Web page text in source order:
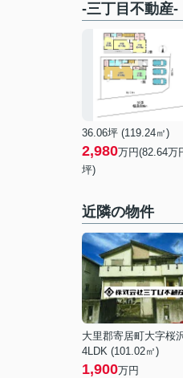
‐三丁目不動
36.06坪 (119.24㎡)
2,980万円(82.64万
坪)
近隣の物件
大里郡寄居町大字桜
4LDK (101.02㎡)
1,900万円